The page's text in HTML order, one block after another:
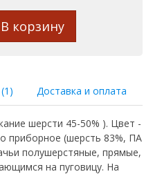
В корзину
Доставка и оплата
шерсти 45-50% ). Цвет -
приборное (шерсть 83%, ПА
полушерстяные, прямые,
на пуговицу. На